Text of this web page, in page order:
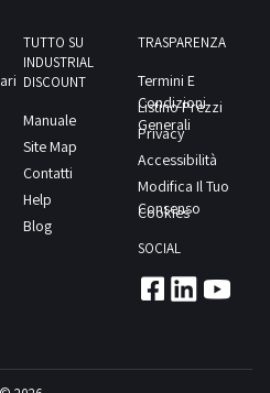
TUTTO SU
INDUSTRIAL
DISCOUNT
Manuale
Site Map
Contatti
Help
Blog
TRASPARENZA
Termini E
Condizioni
Generali
Listino Prezzi
Privacy
Accessibilità
Modifica Il Tuo
Consenso
Cookies
SOCIAL